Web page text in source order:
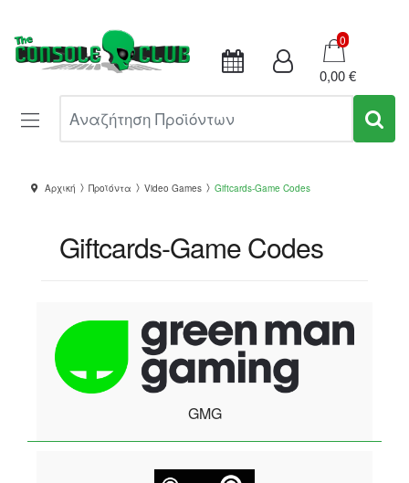
Καλάθι
0
0,00 €
Αρχική Προϊόντα Video Games Giftcards-Game Codes
Giftcards-Game Codes
GMG